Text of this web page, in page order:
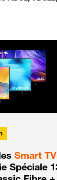
Smart
Spéciale